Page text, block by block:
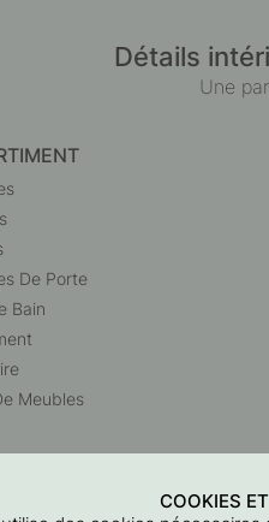
Détails
Une
De Porte
Bain
Meubles
COOKIES